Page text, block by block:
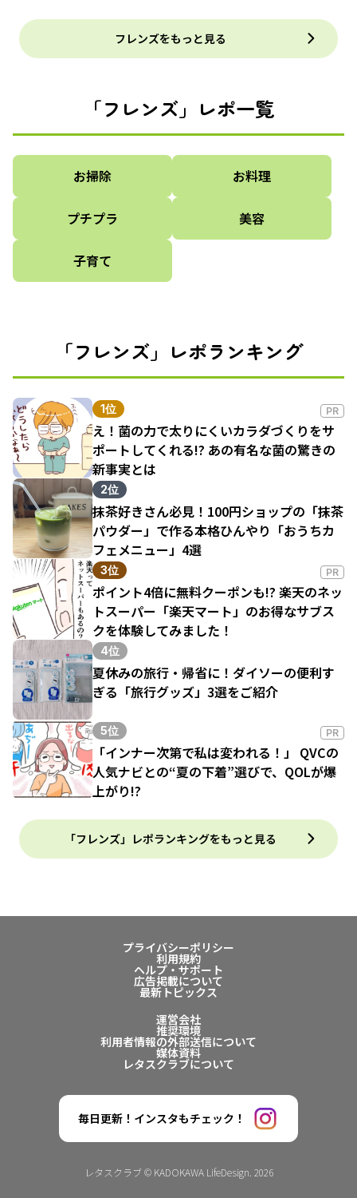
フレンズをもっと見る
「フレンズ」レポ一覧
お掃除 お料理
プチプラ 美容
子育て
「フレンズ」レポランキング
1位 PR
え！菌の力で太りにくいカラダづくりをサ
ポートしてくれる!? あの有名な菌の驚きの
新事実とは
2位
抹茶好きさん必見！100円ショップの「抹茶
パウダー」で作る本格ひんやり「おうちカ
フェメニュー」4選
3位 PR
ポイント4倍に無料クーポンも!? 楽天のネッ
トスーパー「楽天マート」のお得なサブス
クを体験してみました！
4位
夏休みの旅行・帰省に！ダイソーの便利す
ぎる「旅行グッズ」3選をご紹介
5位 PR
「インナー次第で私は変われる！」 QVCの
人気ナビとの“夏の下着”選びで、QOLが爆
上がり!?
「フレンズ」レポランキングをもっと見る
プライバシーポリシー
利用規約
ヘルプ・サポート
広告掲載について
最新トピックス
運営会社
推奨環境
利用者情報の外部送信について
媒体資料
レタスクラブについて
毎日更新！インスタもチェック！
レタスクラブ © KADOKAWA LifeDesign. 2026